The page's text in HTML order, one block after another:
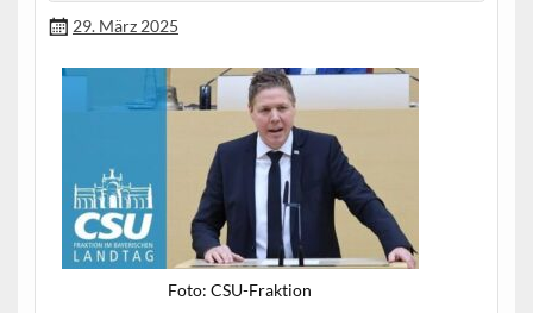
29. März 2025
Foto: CSU-Frak­tion